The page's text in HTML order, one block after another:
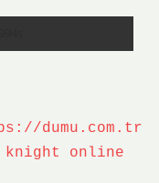
dumu.com.tr
knight online